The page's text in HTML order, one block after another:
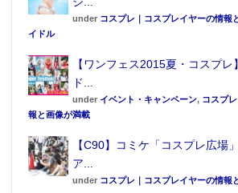
under コスプレ｜コスプレイヤーの情報
イドル
【ワンフェス2015夏・コスプ
ド...
under イベント・キャンペーン, コスプ
報と画像が満載
【C90】コミケ「コスプレ広場
ア...
under コスプレ｜コスプレイヤーの情報